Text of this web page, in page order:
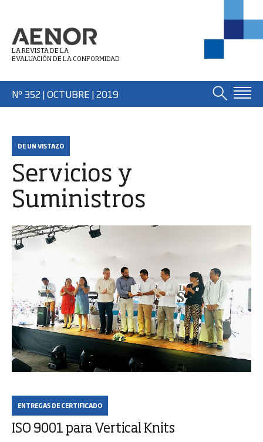
LA REVISTA DE LA
EVALUACIÓN DE LA CONFORMIDAD
Nº 352 | OCTUBRE | 2019
DE UN VISTAZO
Servicios y
Suministros
ENTREGAS DE CERTIFICADO
ISO 9001 para Vertical Knits